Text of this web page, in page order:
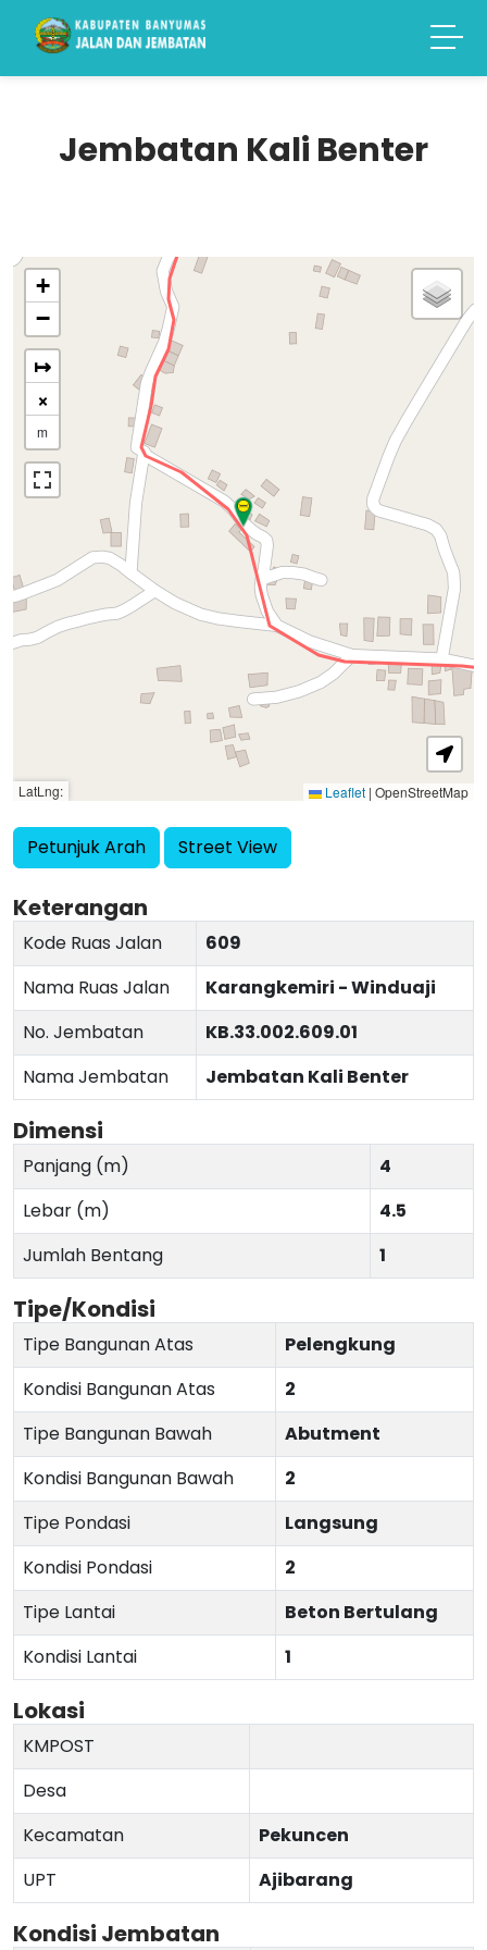
Jembatan Kali Benter
+
−
↦
×
m
LatLng: Leaflet | OpenStreetMap
Petunjuk Arah Street View
Keterangan
Kode Ruas Jalan
609
Nama Ruas Jalan
Karangkemiri - Winduaji
No. Jembatan
KB.33.002.609.01
Nama Jembatan
Jembatan Kali Benter
Dimensi
Panjang (m)
4
Lebar (m)
4.5
Jumlah Bentang
1
Tipe/Kondisi
Tipe Bangunan Atas
Pelengkung
Kondisi Bangunan Atas
2
Tipe Bangunan Bawah
Abutment
Kondisi Bangunan Bawah
2
Tipe Pondasi
Langsung
Kondisi Pondasi
2
Tipe Lantai
Beton Bertulang
Kondisi Lantai
1
Lokasi
KMPOST
Desa
Kecamatan
Pekuncen
UPT
Ajibarang
Kondisi Jembatan